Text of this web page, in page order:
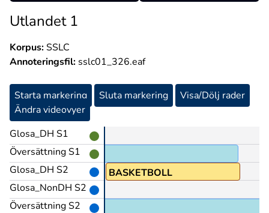
Utlandet 1
Korpus:SSLC
Annoteringsfil: sslc01_326.eaf
Starta markering Sluta markering
Visa/Dölj rader
Ändra videovyer
Glosa_DH S1
Översättning S1
Glosa_DH S2
Glosa_NonDH S2
Översättning S2
BASKETBOLL